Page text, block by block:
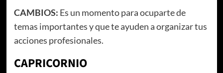
CAMBIOS: Es un momento para ocuparte de
temas importantes y que te ayuden a organizar tus
acciones profesionales.
CAPRICORNIO